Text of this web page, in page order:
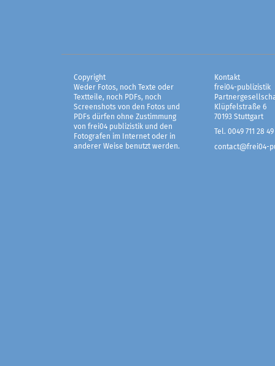
Copyright
Weder Fotos, noch Texte oder
Textteile, noch PDFs, noch
Screenshots von den Fotos und
PDFs dürfen ohne Zustimmung
von frei04 publizistik und den
Fotografen im Internet oder in
anderer Weise benutzt werden.
Kontakt
frei04-publizistik
Klüpfelstraße 6
70193 Stuttgart
Tel. 0049 711 28 49
contact@frei04-